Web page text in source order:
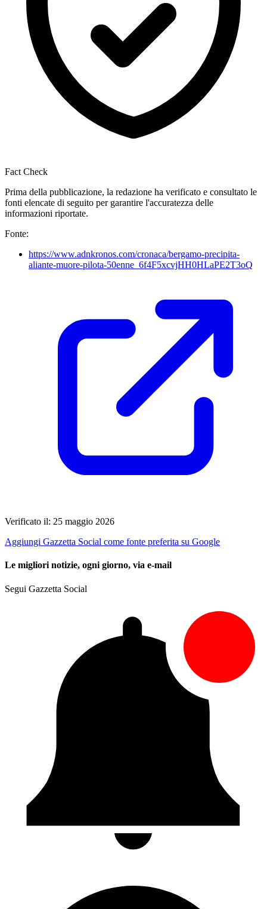
Fact Check
Prima della pubblicazione, la redazione ha verificato e consultato le
fonti elencate di seguito per garantire l'accuratezza delle
informazioni riportate.
Fonte:
https://www.adnkronos.com/cronaca/bergamo-precipita-
aliante-muore-pilota-50enne_6f4F5xcvjHH0HLaPE2T3oQ
Verificato il: 25 maggio 2026
Aggiungi Gazzetta Social come fonte preferita su Google
Le migliori notizie, ogni giorno, via e-mail
Segui Gazzetta Social